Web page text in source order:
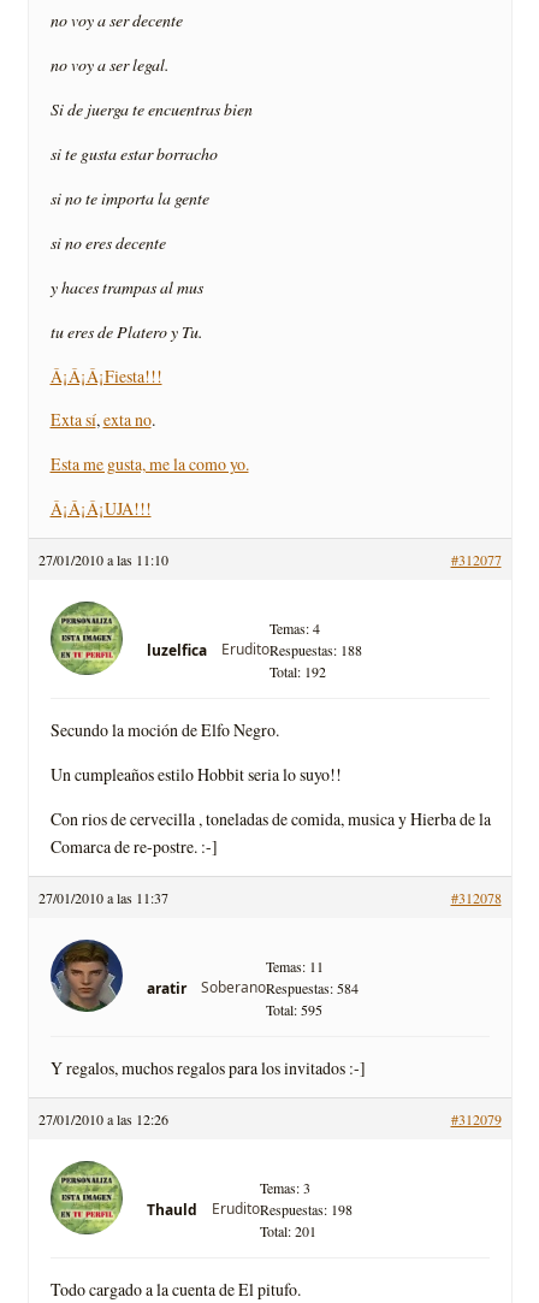
no voy a ser decente
no voy a ser legal.
Si de juerga te encuentras bien
si te gusta estar borracho
si no te importa la gente
si no eres decente
y haces trampas al mus
tu eres de Platero y Tu.
Â¡Â¡Â¡Fiesta!!!
Exta sí,exta no.
Esta me gusta, me la como yo.
Â¡Â¡Â¡UJA!!!
27/01/2010 a las 11:10 #312077
luzelfica Erudito
Temas: 4
Respuestas: 188
Total: 192
Secundo la moción de Elfo Negro.
Un cumpleaños estilo Hobbit seria lo suyo!!
Con rios de cervecilla , toneladas de comida, musica y Hierba de la
Comarca de re-postre. :-]
27/01/2010 a las 11:37 #312078
aratir Soberano
Temas: 11
Respuestas: 584
Total: 595
Y regalos, muchos regalos para los invitados :-]
27/01/2010 a las 12:26 #312079
Thauld Erudito
Temas: 3
Respuestas: 198
Total: 201
Todo cargado a la cuenta de El pitufo.